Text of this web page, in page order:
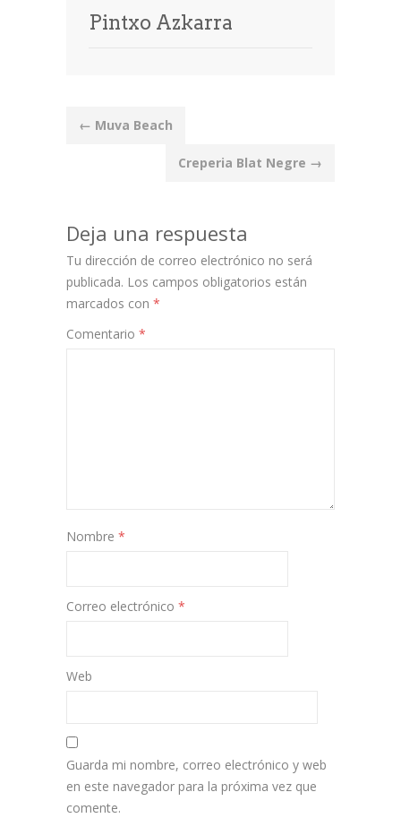
Pintxo Azkarra
Post
← Muva Beach
Creperia Blat Negre →
Deja una respuesta
Tu dirección de correo electrónico no será
publicada. Los campos obligatorios están
marcados con *
Comentario *
Nombre *
Correo electrónico *
Web
Guarda mi nombre, correo electrónico y web
en este navegador para la próxima vez que
comente.